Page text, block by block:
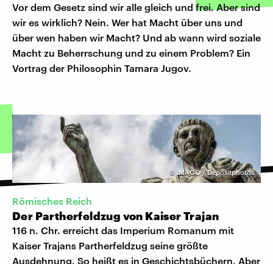
Vor dem Gesetz sind wir alle gleich und frei. Aber sind
wir es wirklich? Nein. Wer hat Macht über uns und
über wen haben wir Macht? Und ab wann wird soziale
Macht zu Beherrschung und zu einem Problem? Ein
Vortrag der Philosophin Tamara Jugov.
© IMAGO / Depositphotos
Römisches Reich
Der Partherfeldzug von Kaiser Trajan
116 n. Chr. erreicht das Imperium Romanum mit
Kaiser Trajans Partherfeldzug seine größte
Ausdehnung. So heißt es in Geschichtsbüchern. Aber